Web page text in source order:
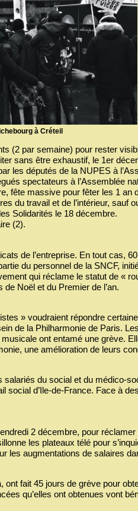
à Créteil
(2 par semaine) pour rester
sans être exhaustif, le 1er
les députés de la NUPES à
spectateurs à l’Assemblée
fête massive pour fêter les 1 an
du travail et de l’intérieur, sauf
Solidarités le 18 décembre.
(2).
de l’entreprise. En tout cas,
du personnel de la SNCF,
qui réclame le statut de «
Noël et du Premier de l’an.
» voudraient répondre
de la Philharmonie de Paris.
ont entamé une grève.
une amélioration de leurs
du social et du médico-
social d’Ile-de-France. Face à
2 décembre, pour réclamer
les plateaux télé pour
les augmentations de salaires
ont fait 45 jours de grève pour
qu’elles ont obtenues vont